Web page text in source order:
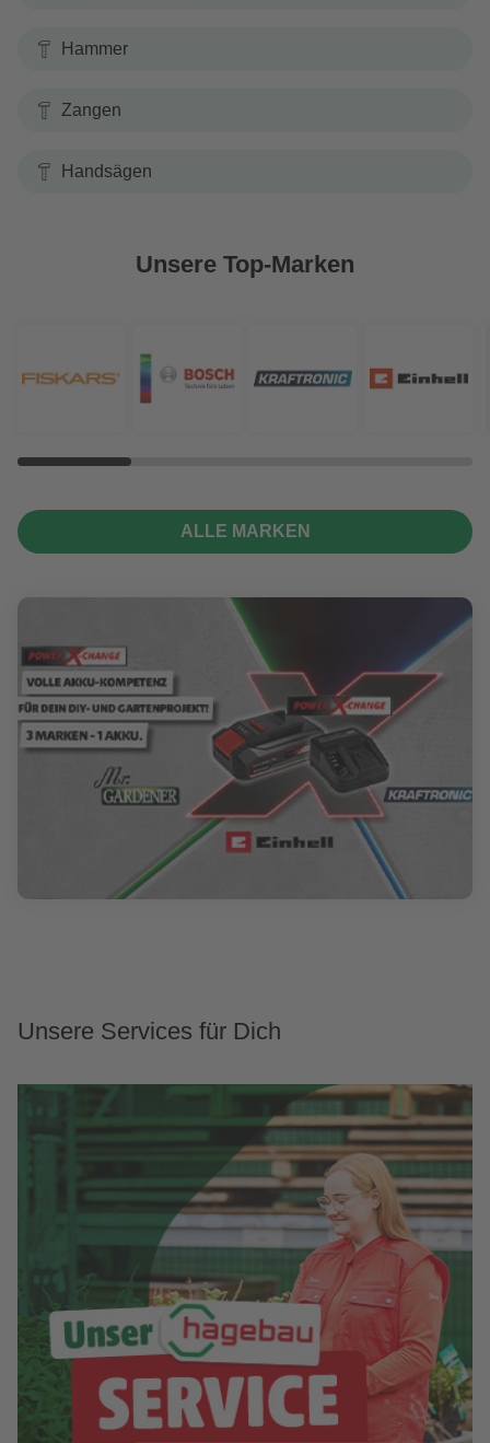
Hammer
Zangen
Handsägen
Unsere Top-Marken
ALLE MARKEN
Unsere Services für Dich